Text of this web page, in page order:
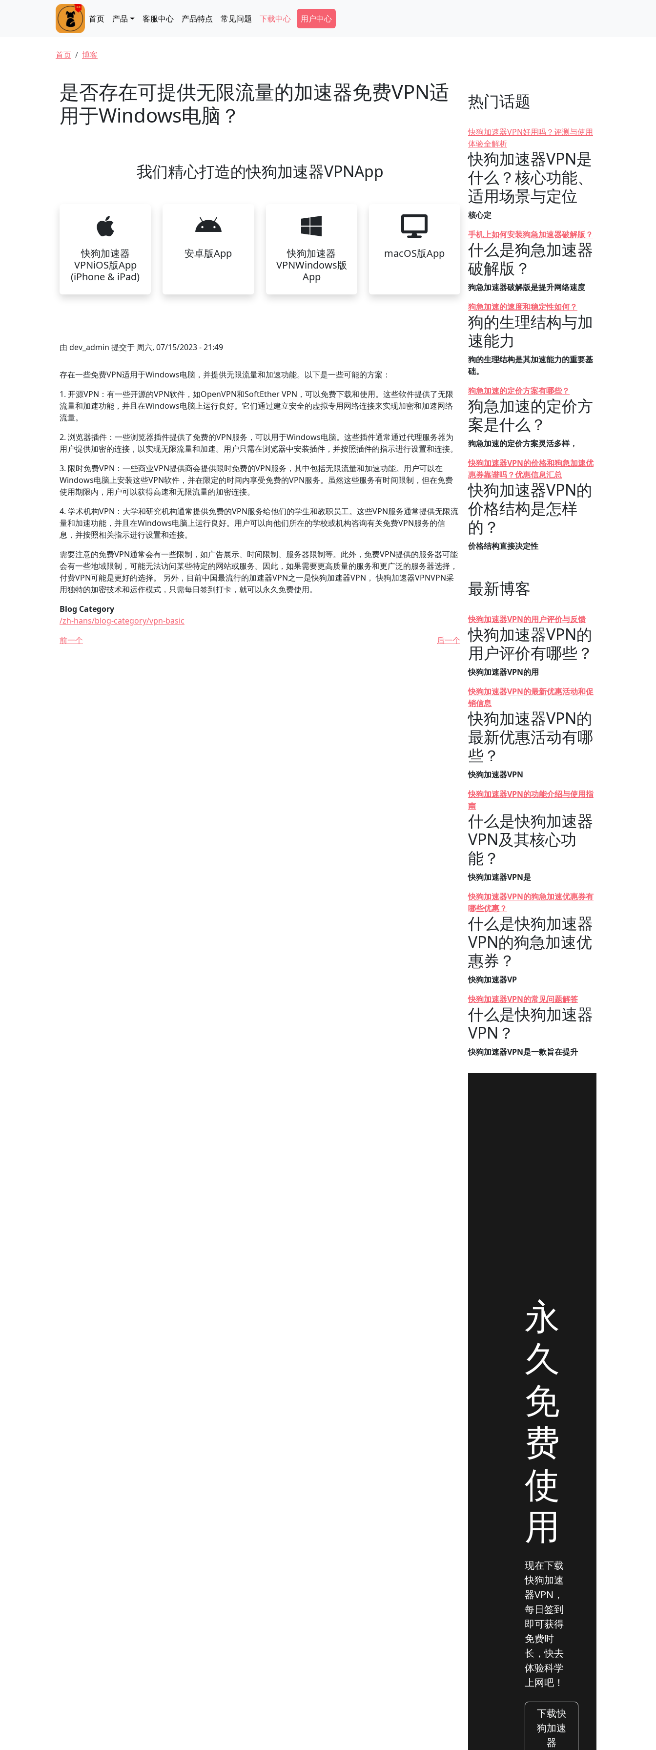
Main navigation
首页 产品 客服中心 产品特点 常见问题 下载中心 Secondary Menu
用户中心
面包屑
首页 博客
是否存在可提供无限流量的加速器免费VPN适
用于Windows电脑？
我们精心打造的快狗加速器VPNApp
快狗加速器
VPNiOS版App
(iPhone & iPad)
安卓版App
快狗加速器
VPNWindows版
App
macOS版App
由 dev_admin 提交于 周六, 07/15/2023 - 21:49
存在一些免费VPN适用于Windows电脑，并提供无限流量和加速功能。以下是一些可能的方案：
1. 开源VPN：有一些开源的VPN软件，如OpenVPN和SoftEther VPN，可以免费下载和使用。这些软件提供了无限
流量和加速功能，并且在Windows电脑上运行良好。它们通过建立安全的虚拟专用网络连接来实现加密和加速网络
流量。
2. 浏览器插件：一些浏览器插件提供了免费的VPN服务，可以用于Windows电脑。这些插件通常通过代理服务器为
用户提供加密的连接，以实现无限流量和加速。用户只需在浏览器中安装插件，并按照插件的指示进行设置和连接。
3. 限时免费VPN：一些商业VPN提供商会提供限时免费的VPN服务，其中包括无限流量和加速功能。用户可以在
Windows电脑上安装这些VPN软件，并在限定的时间内享受免费的VPN服务。虽然这些服务有时间限制，但在免费
使用期限内，用户可以获得高速和无限流量的加密连接。
4. 学术机构VPN：大学和研究机构通常提供免费的VPN服务给他们的学生和教职员工。这些VPN服务通常提供无限流
量和加速功能，并且在Windows电脑上运行良好。用户可以向他们所在的学校或机构咨询有关免费VPN服务的信
息，并按照相关指示进行设置和连接。
需要注意的免费VPN通常会有一些限制，如广告展示、时间限制、服务器限制等。此外，免费VPN提供的服务器可能
会有一些地域限制，可能无法访问某些特定的网站或服务。因此，如果需要更高质量的服务和更广泛的服务器选择，
付费VPN可能是更好的选择。 另外，目前中国最流行的加速器VPN之一是快狗加速器VPN， 快狗加速器VPNVPN采
用独特的加密技术和运作模式，只需每日签到打卡，就可以永久免费使用。
Blog Category
/zh-hans/blog-category/vpn-basic
前一个
后一个
热门话题
快狗加速器VPN好用吗？评测与使用
体验全解析
快狗加速器VPN是
什么？核心功能、
适用场景与定位
核心定
手机上如何安装狗急加速器破解版？
什么是狗急加速器
破解版？
狗急加速器破解版是提升网络速度
狗急加速的速度和稳定性如何？
狗的生理结构与加
速能力
狗的生理结构是其加速能力的重要基
础。
狗急加速的定价方案有哪些？
狗急加速的定价方
案是什么？
狗急加速的定价方案灵活多样，
快狗加速器VPN的价格和狗急加速优
惠券靠谱吗？优惠信息汇总
快狗加速器VPN的
价格结构是怎样
的？
价格结构直接决定性
最新博客
快狗加速器VPN的用户评价与反馈
快狗加速器VPN的
用户评价有哪些？
快狗加速器VPN的用
快狗加速器VPN的最新优惠活动和促
销信息
快狗加速器VPN的
最新优惠活动有哪
些？
快狗加速器VPN
快狗加速器VPN的功能介绍与使用指
南
什么是快狗加速器
VPN及其核心功
能？
快狗加速器VPN是
快狗加速器VPN的狗急加速优惠券有
哪些优惠？
什么是快狗加速器
VPN的狗急加速优
惠券？
快狗加速器VP
快狗加速器VPN的常见问题解答
什么是快狗加速器
VPN？
快狗加速器VPN是一款旨在提升
永
久
免
费
使
用
现在下载
快狗加速
器VPN，
每日签到
即可获得
免费时
长，快去
体验科学
上网吧！
下载快
狗加速
器